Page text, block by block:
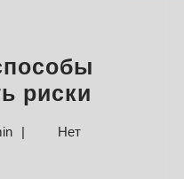
риски
admin
|
Нет